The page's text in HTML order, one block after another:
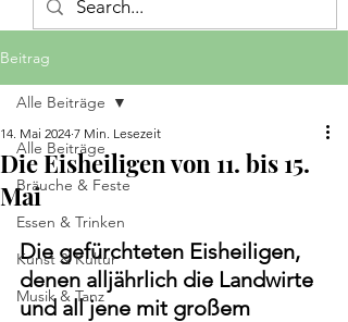
Beitrag
Alle Beiträge
Bräuche & Feste
Essen & Trinken
Kunst & Kultur
Musik & Tanz
Alle Beiträge
Die Eisheiligen von 11. bis 15.
Mai
14. Mai 2024 7 Min. Lesezeit
Die gefürchteten Eisheiligen,
denen alljährlich die Landwirte
und all jene mit großem